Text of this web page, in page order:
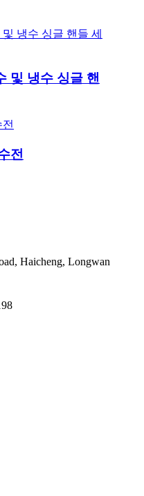
및 냉수 싱글 핸
전
Haicheng, Longwan